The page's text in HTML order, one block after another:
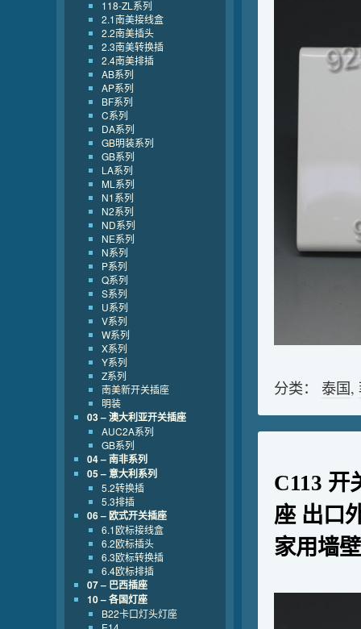
分类： 泰国,
C113 开
座 出口
家用墙
118-ZL系列
2.1南美接线盒
2.2南美插头
2.3南美转换插
2.4南美排插
AB系列
AP系列
BF系列
C系列
DA系列
GB明装系列
GB系列
LA系列
ML系列
N1系列
N2系列
ND系列
NE系列
N系列
P系列
Q系列
S系列
U系列
V系列
W系列
X系列
Y系列
Z系列
南美新开关插座
明装
03 – 澳大利亚开关插座
AUC2A系列
GB系列
04 – 南非系列
05 – 意大利系列
5.2转换插
5.3排插
06 – 欧式开关插座
6.1欧标接线盒
6.2欧标插头
6.3欧标转换插
6.4欧标排插
07 – 巴西插座
10 – 各国灯座
B22卡口灯头灯座